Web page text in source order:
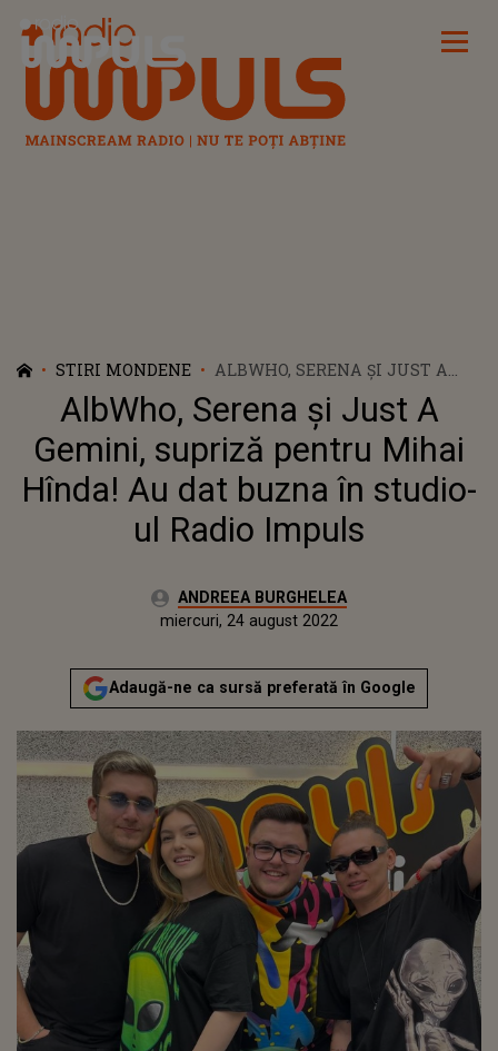
Radio Impuls
STIRI MONDENE
ALBWHO, SERENA ȘI JUST A
GEMINI, SUPRIZĂ PENTRU
MIHAI HÎNDA! AU DAT BUZNA
ÎN STUDIO-UL RADIO IMPULS
AlbWho, Serena și Just A
Gemini, supriză pentru Mihai
Hînda! Au dat buzna în studio-
ul Radio Impuls
Autor:ANDREEA BURGHELEA
miercuri, 24 august 2022Actualizat:
miercuri, 24 august 2022
Adaugă-ne ca sursă preferată în Google